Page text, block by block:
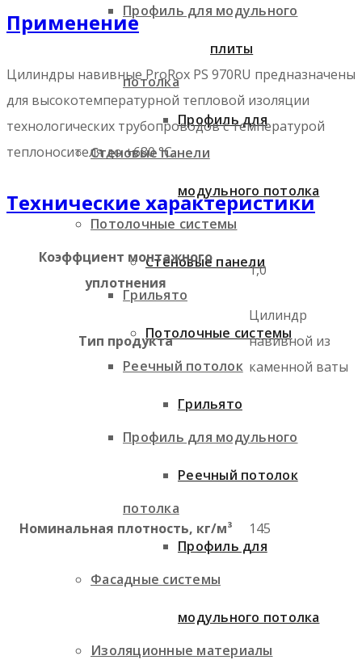
Профиль для модульного
потолка
Стеновые панели
Потолочные системы
Грильято
Реечный потолок
Профиль для модульного
потолка
Фасадные системы
Изоляционные материалы
плиты
Профиль для
модульного потолка
Стеновые панели
Потолочные системы
Грильято
Реечный потолок
Профиль для
модульного потолка
Применение
Цилиндры навивные ProRox PS 970RU предназначены
для высокотемпературной тепловой изоляции
технологических трубопроводов с температурой
теплоносителя до +680 °С.
Технические характеристики
Коэффциент монтажного
уплотнения
1,0
Тип продукта
Цилиндр
навивной из
каменной ваты
Номинальная плотность, кг/м³ 145